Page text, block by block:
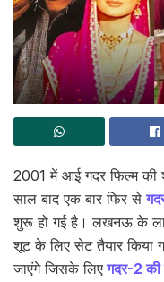
2001 में आई गदर फिल्म
साल बाद एक बार फिर से
शुरू हो गई है। लखनऊ के ला
शूट के लिए सेट तैयार किया
जाएंगे जिसके लिएगदर-2 की